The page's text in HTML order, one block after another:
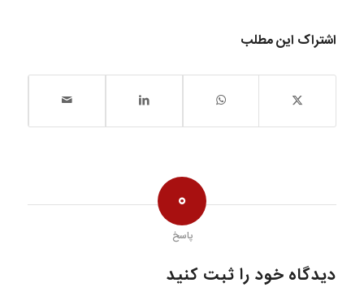
اشتراک این مطلب
0
پاسخ
دیدگاه خود را ثبت کنید